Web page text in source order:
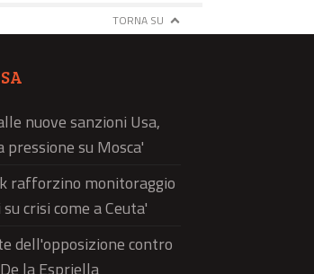
TORNA SU
nuove sanzioni Usa,
pressione su Mosca'
rafforzino monitoraggio
crisi come a Ceuta'
dell'opposizione contro
la Espriella